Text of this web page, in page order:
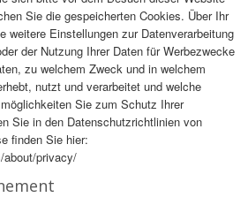
Sie die gespeicherten Cookies. Über Ihr
weitere Einstellungen zur Datenverarbeitung
der Nutzung Ihrer Daten für Werbezwecke
zu welchem Zweck und in welchem
nutzt und verarbeitet und welche
Sie zum Schutz Ihrer
Sie in den Datenschutzrichtlinien von
finden Sie hier:
about/privacy/